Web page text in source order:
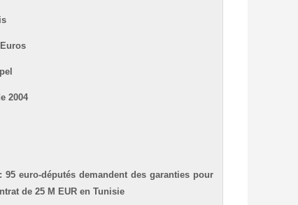
2004
95 euro-députés demandent des garanties pour
de 25 M EUR en Tunisie